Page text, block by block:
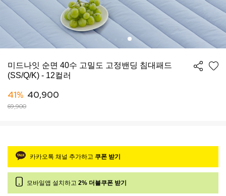
미드나잇 순면 40수 고밀도 고정밴딩 침대패드
(SS/Q/K) - 12컬러
41% 40,900
69,900
카카오톡 채널 추가하고 쿠폰 받기
모바일앱 설치하고 2% 더블쿠폰 받기